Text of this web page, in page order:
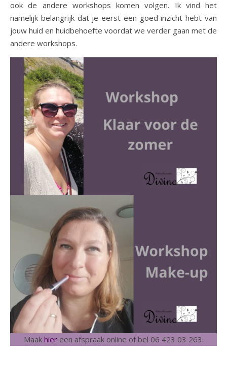
ook de andere workshops komen volgen. Ik vind het
namelijk belangrijk dat je eerst een goed inzicht hebt van
jouw huid en huidbehoefte voordat we verder gaan met de
andere workshops.
Maak hiereen afspraak online of bel 06 423 03 263.